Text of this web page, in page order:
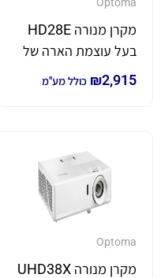
מקרן מנורה HD28E
בעל עוצמת הארה של
3,800 לומן₪2,915 כולל מע"מ
Optoma
מקרן מנורה UHD38X